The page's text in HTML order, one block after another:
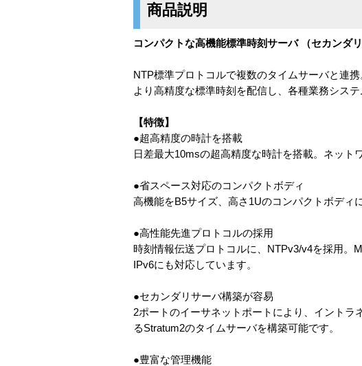
商品説明
コンパクトな高機能標準時刻サーバ （セカンダ
NTP標準プロトコルで複数のタイムサーバと連携
より高精度な標準時刻を配信し、各種業務シス
【特徴】
●超高精度の時計を搭載
日差最大10msの超高精度な時計を搭載。ネット
●省スペース対応のコンパクトボディ
高機能をB5サイズ、高さ1Uのコンパクトボディ
●高性能先進プロトコルの採用
時刻情報伝送プロトコルに、NTPv3/v4を採用。
IPv6にも対応しています。
●セカンダリサーバ構築が容易
2ポートのイーサネットポートにより、イント
るStratum2のタイムサーバを構築可能です。
●豊富な管理機能